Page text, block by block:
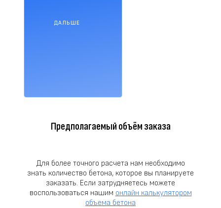
ДАЛЬШЕ
Предполагаемый объём заказа
Для более точного расчета нам необходимо
знать количество бетона, которое вы планируете
заказать. Если затрудняетесь можете
воспользоваться нашим онлайн калькулятором
объема бетона